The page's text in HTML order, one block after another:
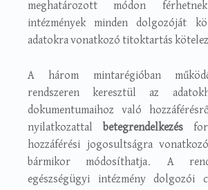
meghatározott módon
intézmények minden dolgozóját
adatokra vonatkozó titoktartás
A három mintarégióban
rendszeren keresztül az
dokumentumaihoz való
nyilatkozattal betegrendelkezés
hozzáférési jogosultságra
bármikor módosíthatja. A
egészségügyi intézmény dolgozói